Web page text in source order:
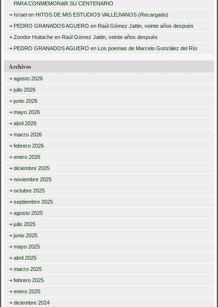
PARA CONMEMORAR SU CENTENARIO
Israel en HITOS DE MIS ESTUDIOS VALLEJIANOS (Recargado)
PEDRO GRANADOS AGUERO en Raúl Gómez Jattin, veinte años después
Zondor Huitache en Raúl Gómez Jattin, veinte años después
PEDRO GRANADOS AGUERO en Los poemas de Marcelo González del Río
Archivos
agosto 2026
julio 2026
junio 2026
mayo 2026
abril 2026
marzo 2026
febrero 2026
enero 2026
diciembre 2025
noviembre 2025
octubre 2025
septiembre 2025
agosto 2025
julio 2025
junio 2025
mayo 2025
abril 2025
marzo 2025
febrero 2025
enero 2025
diciembre 2024